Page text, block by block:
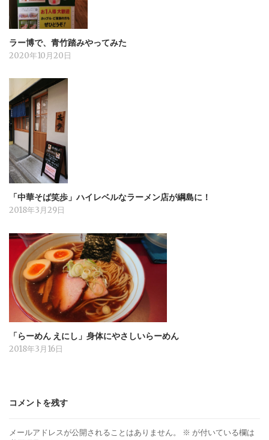
ラー博で、青竹踏みやってみた
2020年10月20日
「中華そば笑歩」ハイレベルなラーメン店が綱島に！
2018年3月29日
「らーめん えにし」身体にやさしいらーめん
2018年3月16日
コメントを残す
メールアドレスが公開されることはありません。 ※ が付いている欄は